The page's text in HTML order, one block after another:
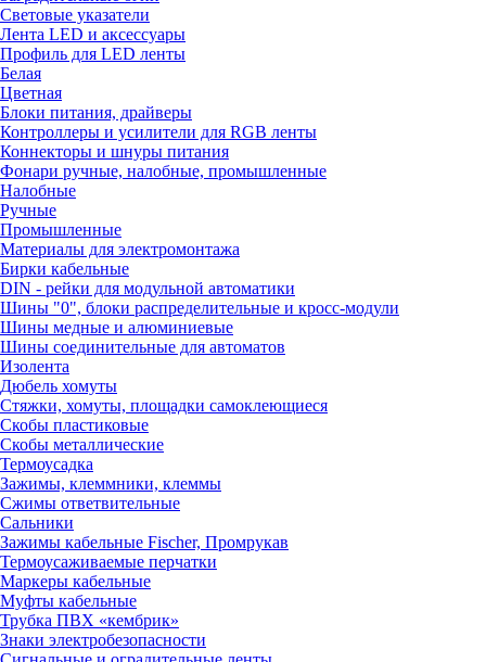
Световые указатели
Лента LED и аксессуары
Профиль для LED ленты
Белая
Цветная
Блоки питания, драйверы
Контроллеры и усилители для RGB ленты
Коннекторы и шнуры питания
Фонари ручные, налобные, промышленные
Налобные
Ручные
Промышленные
Материалы для электромонтажа
Бирки кабельные
DIN - рейки для модульной автоматики
Шины "0", блоки распределительные и кросс-модули
Шины медные и алюминиевые
Шины соединительные для автоматов
Изолента
Дюбель хомуты
Стяжки, хомуты, площадки самоклеющиеся
Скобы пластиковые
Скобы металлические
Термоусадка
Зажимы, клеммники, клеммы
Сжимы ответвительные
Сальники
Зажимы кабельные Fischer, Промрукав
Термоусаживаемые перчатки
Маркеры кабельные
Муфты кабельные
Трубка ПВХ «кембрик»
Знаки электробезопасности